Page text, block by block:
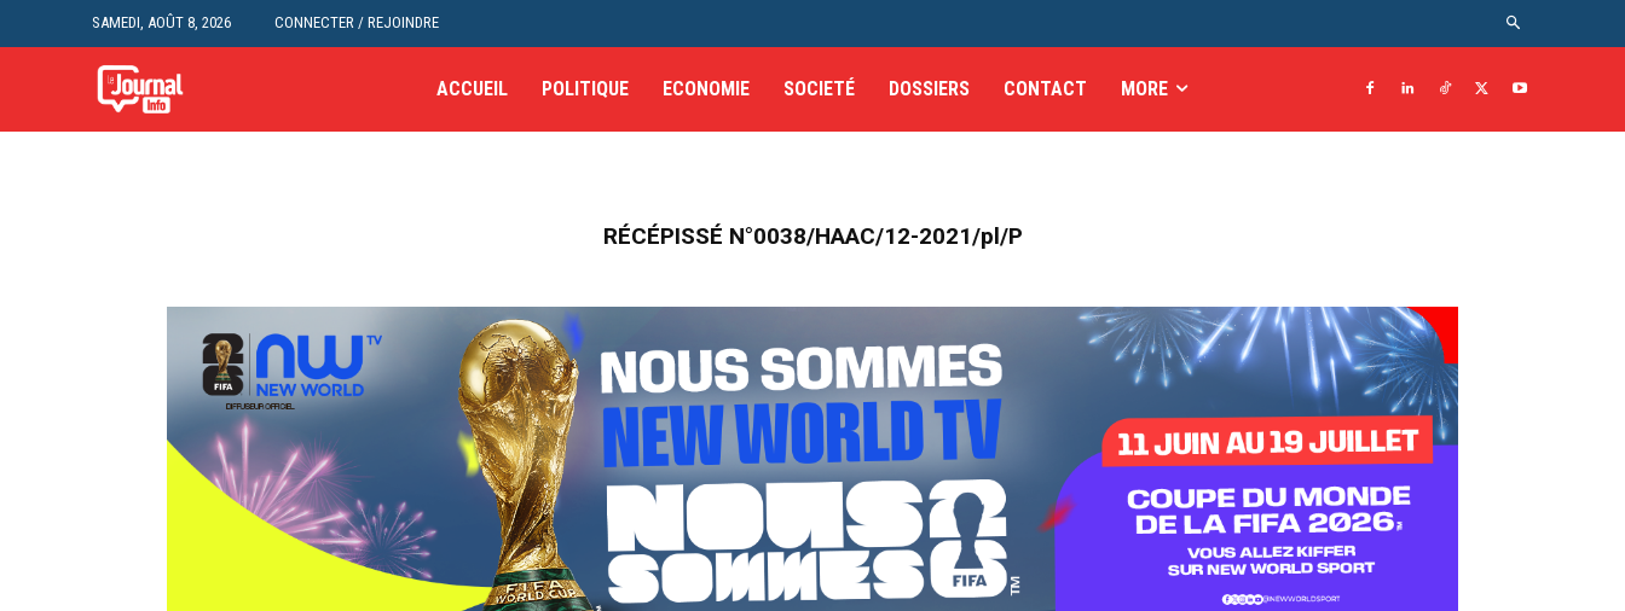
SAMEDI, AOÛT 8, 2026 CONNECTER / REJOINDRE
ACCUEIL POLITIQUE ECONOMIE SOCIETÉ DOSSIERS CONTACT MORE
RÉCÉPISSÉ N°0038/HAAC/12-2021/pl/P